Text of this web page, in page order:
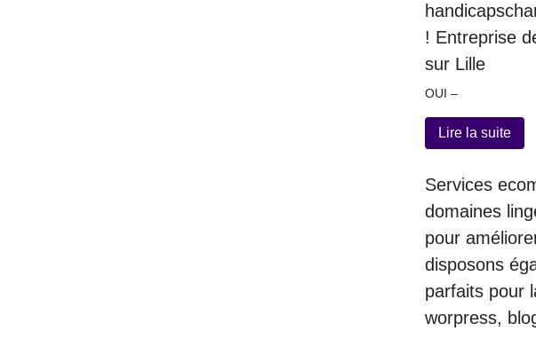
! Entreprise
sur Lille
OUI –
Lire la suite
Services
domaines
pour
disposons
parfaits pour
worpress,